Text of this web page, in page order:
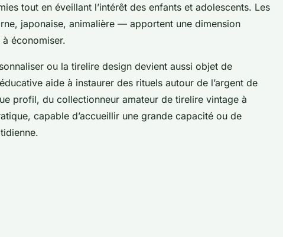
tout en éveillant l’intérêt des enfants et adolescents. Les
japonaise, animalière — apportent une dimension
économiser.
ou la tirelire design devient aussi objet de
aide à instaurer des rituels autour de l’argent de
profil, du collectionneur amateur de tirelire vintage à
capable d’accueillir une grande capacité ou de